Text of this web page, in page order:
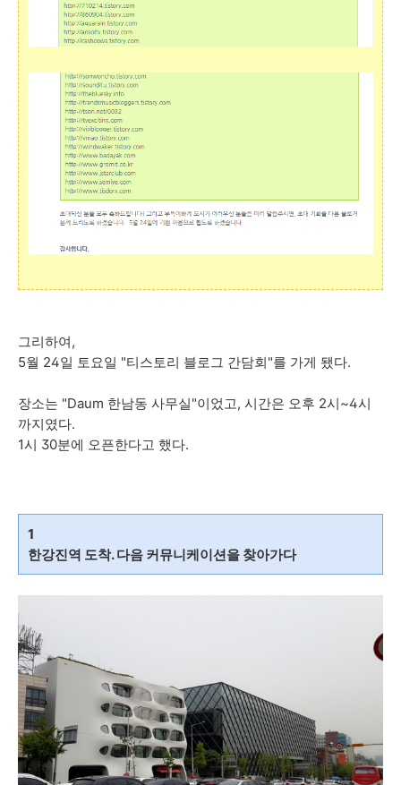
그리하여,
5월 24일 토요일 "티스토리 블로그 간담회"를 가게 됐다.
장소는 "Daum 한남동 사무실"이었고, 시간은 오후 2시~4시
까지였다.
1시 30분에 오픈한다고 했다.
1
한강진역 도착. 다음 커뮤니케이션을 찾아가다